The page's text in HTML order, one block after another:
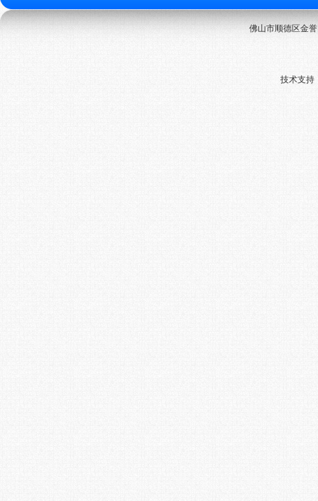
佛山市顺德区金
技术支持